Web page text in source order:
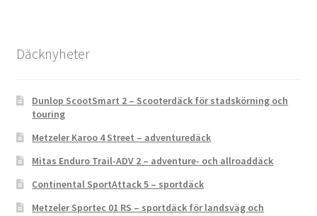
Däcknyheter
Dunlop ScootSmart 2 – Scooterdäck för stadskörning och
touring
Metzeler Karoo 4 Street – adventuredäck
Mitas Enduro Trail-ADV 2 – adventure- och allroaddäck
Continental SportAttack 5 – sportdäck
Metzeler Sportec 01 RS – sportdäck för landsväg och